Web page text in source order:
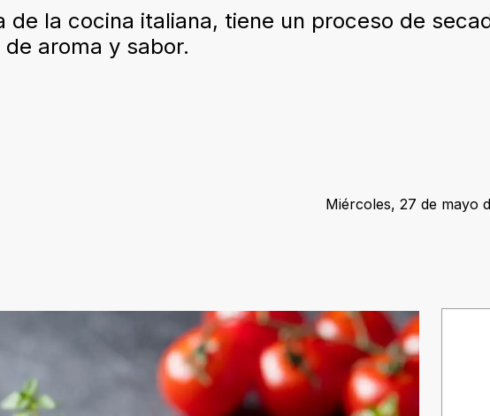
de la cocina italiana, tiene un proceso de
aroma y sabor.
Miércoles, 27 de mayo